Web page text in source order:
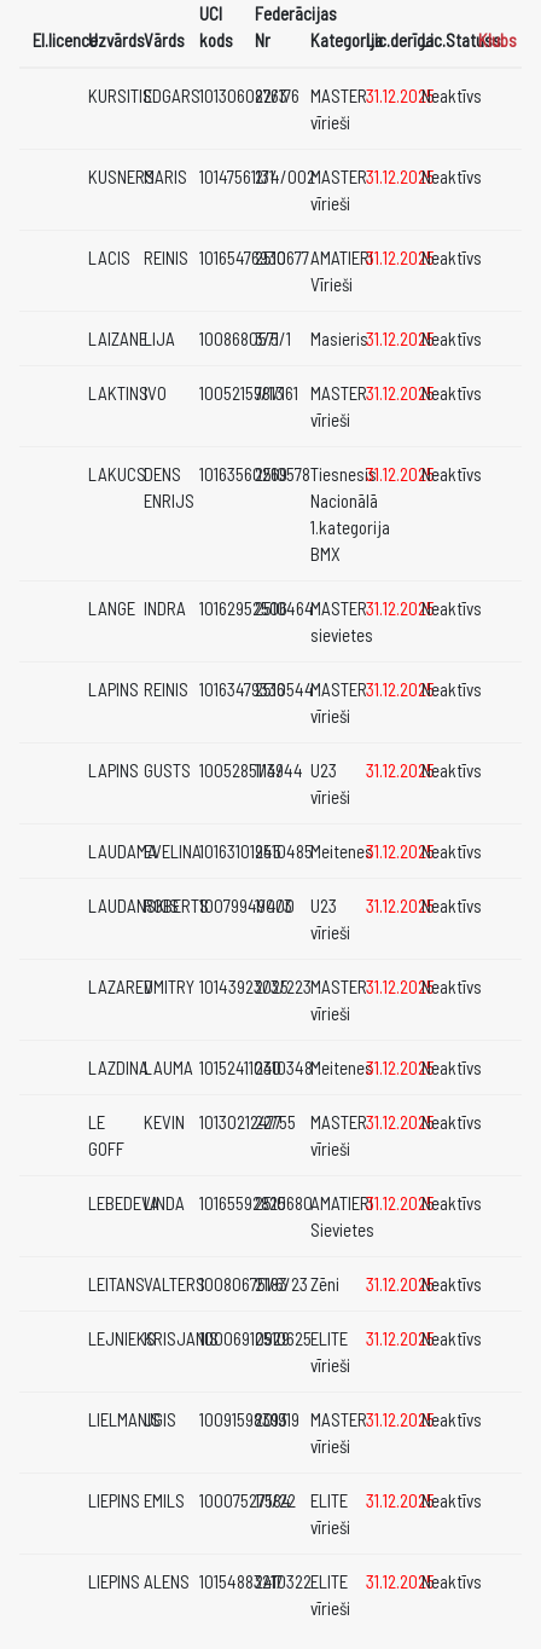
El.licenceUzvārdsVārds
UCI
kods
Federācijas
Nr
KategorijaLic.derīgaLic.Statuss
Klubs
KURSITISEDGARS10130608763
22/176 MASTER
vīrieši
31.12.2025Neaktīvs
KUSNERSMARIS 101475611312/4/002MASTER
vīrieši
31.12.2025Neaktīvs
LACIS REINIS 10165476930
2510677AMATIERI
Vīrieši
31.12.2025Neaktīvs
LAIZANELIJA 1008680571
3/5/1 Masieris31.12.2025Neaktīvs
LAKTINSIVO 10052159813
7/1/161
MASTER
vīrieši
31.12.2025Neaktīvs
LAKUCSDENS
ENRIJS
10163560269
2510578Tiesnesis
Nacionālā
1.kategorija
BMX
31.12.2025Neaktīvs
LANGE INDRA 10162952506
2510464MASTER
sievietes
31.12.2025Neaktīvs
LAPINS REINIS 101634793362510544MASTER
vīrieši
31.12.2025Neaktīvs
LAPINS GUSTS 10052851139
1/4/44 U23
vīrieši
31.12.2025Neaktīvs
LAUDAMAEVELINA101631019452510485Meitenes31.12.2025Neaktīvs
LAUDANSKISROBERTS10079949000
1/4/3
U23
vīrieši
31.12.2025Neaktīvs
LAZAREVDMITRY 10143923025
2/3/223MASTER
vīrieši
31.12.2025Neaktīvs
LAZDINALAUMA 101524110302410348Meitenes31.12.2025Neaktīvs
LE
GOFF
KEVIN 10130212477
22/55
MASTER
vīrieši
31.12.2025Neaktīvs
LEBEDEVALINDA 101655928252510680AMATIERI
Sievietes
31.12.2025Neaktīvs
LEITANSVALTERS10080675183
21/6/23Zēni 31.12.2025Neaktīvs
LEJNIEKSKRISJANIS10006910929
2510625ELITE
vīrieši
31.12.2025Neaktīvs
LIELMANISUGIS 10091598393
201919 MASTER
vīrieši
31.12.2025Neaktīvs
LIEPINS EMILS 10007527584
1/1/22
ELITE
vīrieši
31.12.2025Neaktīvs
LIEPINS ALENS 101548832172410322ELITE
vīrieši
31.12.2025Neaktīvs